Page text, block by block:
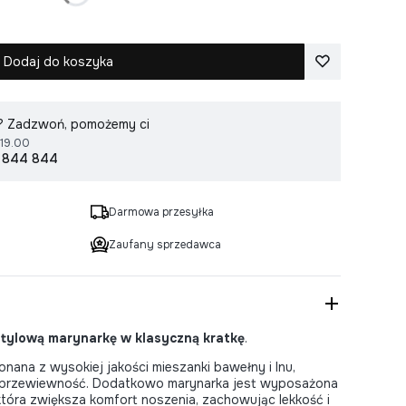
Wybierz rozmiar
Dodaj do koszyka
Zadzwoń, pomożemy ci
844 844
Darmowa przesyłka
Zaufany sprzedawca
marynarkę w klasyczną kratkę.
z wysokiej jakości mieszanki bawełny i lnu,
Dodatkowo marynarka jest wyposażona
zwiększa komfort noszenia, zachowując lekkość i